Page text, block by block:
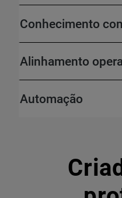
Conhecimento
Alinhamento
Automação